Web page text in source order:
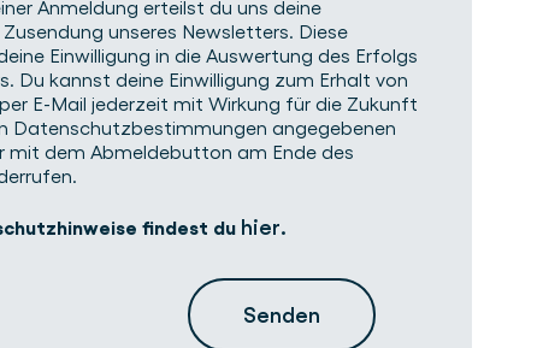
Anmeldung erteilst du uns deine
Zusendung unseres Newsletters. Diese
Einwilligung in die Auswertung des Erfolgs
Du kannst deine Einwilligung zum Erhalt von
E-Mail jederzeit mit Wirkung für die Zukunft
Datenschutzbestimmungen angegebenen
mit dem Abmeldebutton am Ende des
findest du hier.